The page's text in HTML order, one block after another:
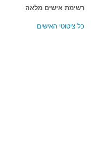
רשימת אישים מלאה
כל ציטוטי האישים